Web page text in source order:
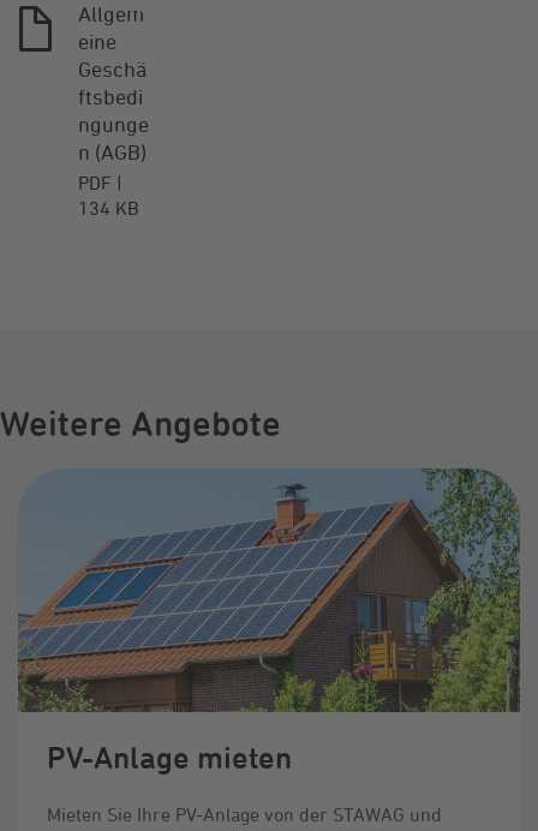
Allgem
eine
Geschä
ftsbedi
ngunge
n (AGB)
PDF
134 KB
Weitere Angebote
PV-Anlage mieten
Mieten Sie Ihre PV-Anlage von der STAWAG und